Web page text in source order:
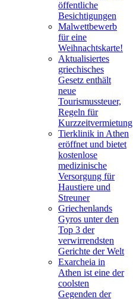
öffentliche
Besichtigungen
Malwettbewerb
für eine
Weihnachtskarte!
Aktualisiertes
griechisches
Gesetz enthält
neue
Tourismussteuer,
Regeln für
Kurzzeitvermietung
Tierklinik in Athen
eröffnet und bietet
kostenlose
medizinische
Versorgung für
Haustiere und
Streuner
Griechenlands
Gyros unter den
Top 3 der
verwirrendsten
Gerichte der Welt
Exarcheia in
Athen ist eine der
coolsten
Gegenden der